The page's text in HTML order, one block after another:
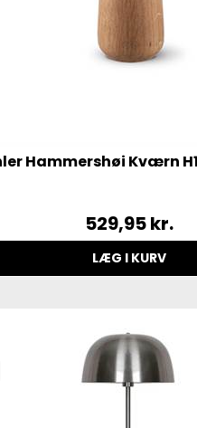
Hammershøi Kværn
529,95kr.
LÆG I KURV